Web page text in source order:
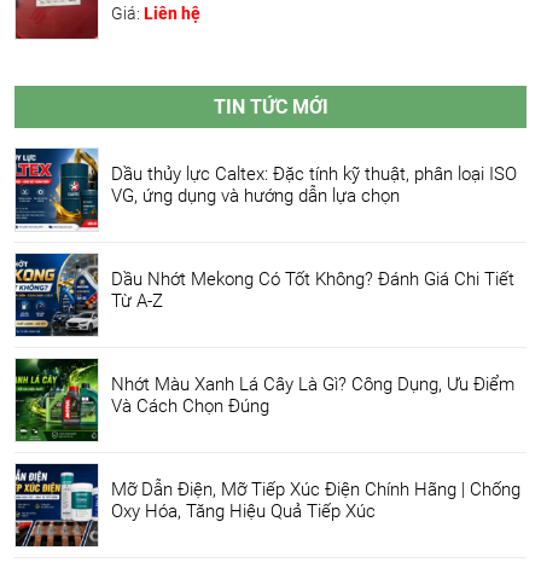
Giá: Liên hệ
TIN TỨC MỚI
Dầu thủy lực Caltex: Đặc tính kỹ thuật, phân loại ISO
VG, ứng dụng và hướng dẫn lựa chọn
Dầu Nhớt Mekong Có Tốt Không? Đánh Giá Chi Tiết
Từ A-Z
Nhớt Màu Xanh Lá Cây Là Gì? Công Dụng, Ưu Điểm
Và Cách Chọn Đúng
Mỡ Dẫn Điện, Mỡ Tiếp Xúc Điện Chính Hãng | Chống
Oxy Hóa, Tăng Hiệu Quả Tiếp Xúc